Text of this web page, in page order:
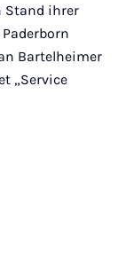
Stand ihrer
Bartelheimer
„Service